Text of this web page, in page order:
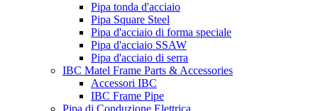
Pipa tonda d'acciaio
Pipa Square Steel
Pipa d'acciaio di forma speciale
Pipa d'acciaio SSAW
Pipa d'acciaio di serra
IBC Matel Frame Parts & Accessories
Accessori IBC
IBC Frame Pipe
Pipa di Conduzione Elettrica